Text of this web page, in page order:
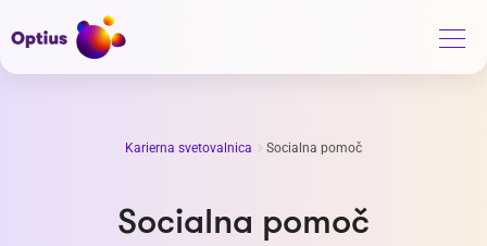
Karierna svetovalnica Socialna pomoč
Socialna pomoč